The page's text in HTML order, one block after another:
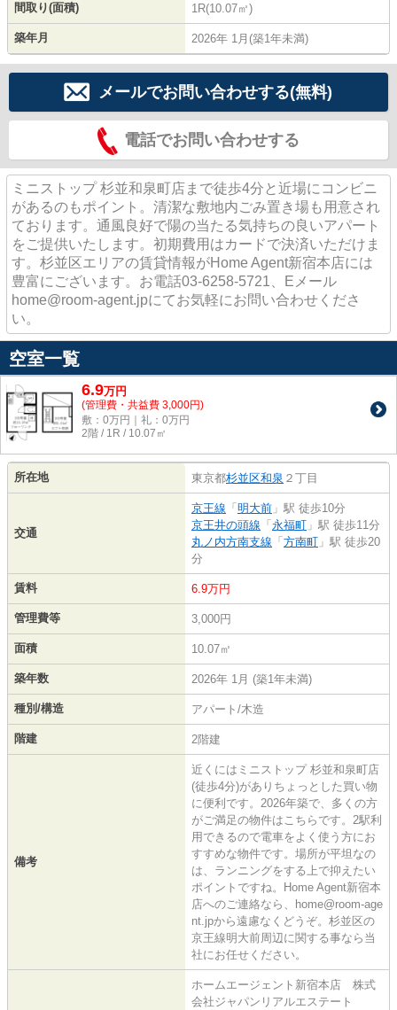
間取り(面積) 1R(10.07㎡)
築年月 2026年 1月(築1年未満)
メールでお問い合わせする(無料)
電話でお問い合わせする
ミニストップ 杉並和泉町店まで徒歩4分と近場にコンビニ
があるのもポイント。清潔な敷地内ごみ置き場も用意され
ております。通風良好で陽の当たる気持ちの良いアパート
をご提供いたします。初期費用はカードで決済いただけま
す。杉並区エリアの賃貸情報がHome Agent新宿本店には
豊富にございます。お電話03-6258-5721、Eメール
home@room-agent.jpにてお気軽にお問い合わせくださ
い。
空室一覧
6.9万円
(管理費・共益費 3,000円)
敷：0万円｜礼：0万円
2階 / 1R / 10.07㎡
所在地 東京都杉並区和泉 ２丁目
交通
京王線 「 明大前 」駅 徒歩10分
京王井の頭線 「 永福町 」駅 徒歩11分
丸ノ内方南支線 「 方南町 」駅 徒歩20
分
賃料 6.9万円
管理費等 3,000円
面積 10.07㎡
築年数 2026年 1月 (築1年未満)
種別/構造 アパート/木造
階建 2階建
備考
近くにはミニストップ 杉並和泉町店
(徒歩4分)がありちょっとした買い物
に便利です。2026年築で、多くの方
がご満足の物件はこちらです。2駅利
用できるので電車をよく使う方にお
すすめな物件です。場所が平坦なの
は、ランニングをする上で抑えたい
ポイントですね。Home Agent新宿本
店へのご連絡なら、home@room-age
nt.jpから遠慮なくどうぞ。杉並区の
京王線明大前周辺に関する事なら当
社にお任せください。
ホームエージェント新宿本店 株式
会社ジャパンリアルエステート